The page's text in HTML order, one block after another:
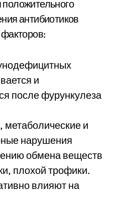
антибиотиков
факторов:
и
после фурункулеза
и
нарушения
обмена веществ
плохой трофики.
влияют на